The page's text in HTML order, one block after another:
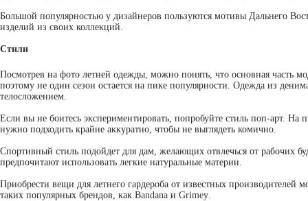
Большой популярностью у дизайнеров пользуются мотивы Дальнего
изделий из своих коллекций.
Стили
Посмотрев на фото летней одежды, можно понять, что основная часть
поэтому не один сезон остается на пике популярности. Одежда из
телосложением.
Если вы не боитесь экспериментировать, попробуйте стиль поп-арт. На
нужно подходить крайне аккуратно, чтобы не выглядеть комично.
Спортивный стиль подойдет для дам, желающих отвлечься от рабочих
предпочитают использовать легкие натуральные материи.
Приобрести вещи для летнего гардероба от известных
таких популярных брендов, как Bandana и Grimey.